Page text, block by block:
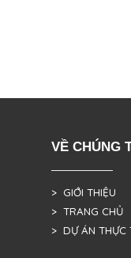
VỀ CHÚNG
> GIỚI THIỆU
> TRANG CHỦ
> DỰ ÁN THỰC